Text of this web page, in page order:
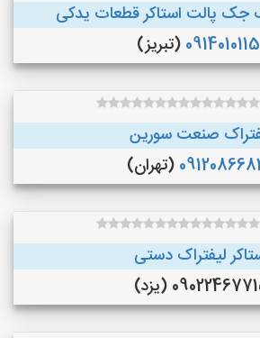
جک پالت استاکر قطعات یدکی
(تبریز)
صنعت سورین
(تهران)
لیفتراک دستی
(یزد)